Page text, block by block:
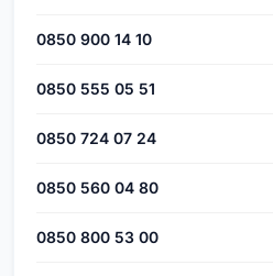
0850 900 14 10
0850 555 05 51
0850 724 07 24
0850 560 04 80
0850 800 53 00